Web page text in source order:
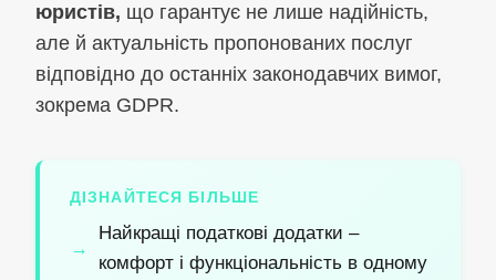
юристів, що гарантує не лише надійність,
але й актуальність пропонованих послуг
відповідно до останніх законодавчих вимог,
зокрема GDPR.
ДІЗНАЙТЕСЯ БІЛЬШЕ
Найкращі податкові додатки –
комфорт і функціональність в одному